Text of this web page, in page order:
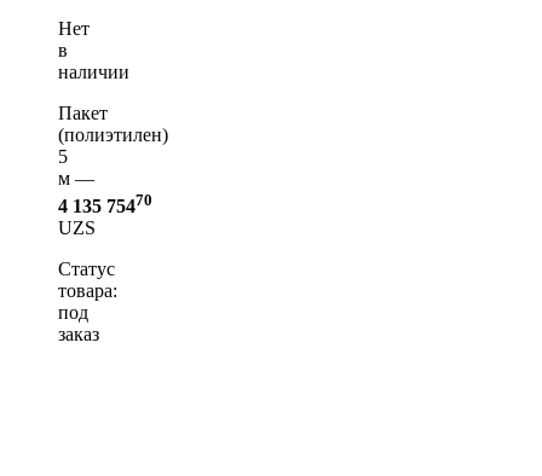
Нет
в
наличии
Пакет
(полиэтилен)
5
м —
4 135 75470
UZS
Статус
товара:
под
заказ